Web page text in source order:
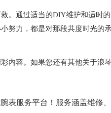
通过适当的DIY维护和适时的
努力，都是对那段共度时光的
内容。如果您还有其他关于浪